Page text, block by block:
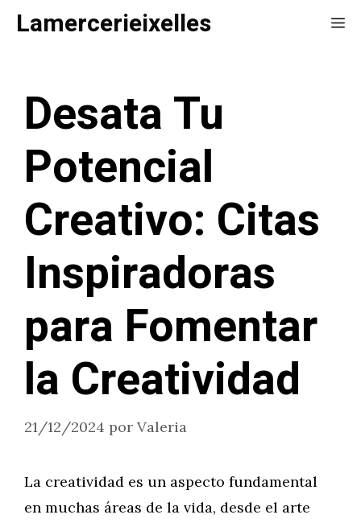
SaltarLamercerieixelles
Desata Tu
Potencial
Creativo: Citas
Inspiradoras
para Fomentar
la Creatividad
21/12/2024 por Valeria
La creatividad es un aspecto fundamental
en muchas áreas de la vida, desde el arte